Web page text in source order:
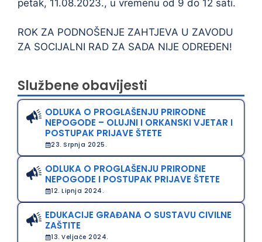
petak, 11.08.2023., u vremenu od 9 do 12 sati.
ROK ZA PODNOŠENJE ZAHTJEVA U ZAVODU
ZA SOCIJALNI RAD ZA SADA NIJE ODREĐEN!
Službene obavijesti
ODLUKA O PROGLAŠENJU PRIRODNE
NEPOGODE – OLUJNI I ORKANSKI VJETAR I
POSTUPAK PRIJAVE ŠTETE
23. Srpnja 2025.
ODLUKA O PROGLAŠENJU PRIRODNE
NEPOGODE I POSTUPAK PRIJAVE ŠTETE
12. Lipnja 2024.
EDUKACIJE GRAĐANA O SUSTAVU CIVILNE
ZAŠTITE
13. Veljače 2024.